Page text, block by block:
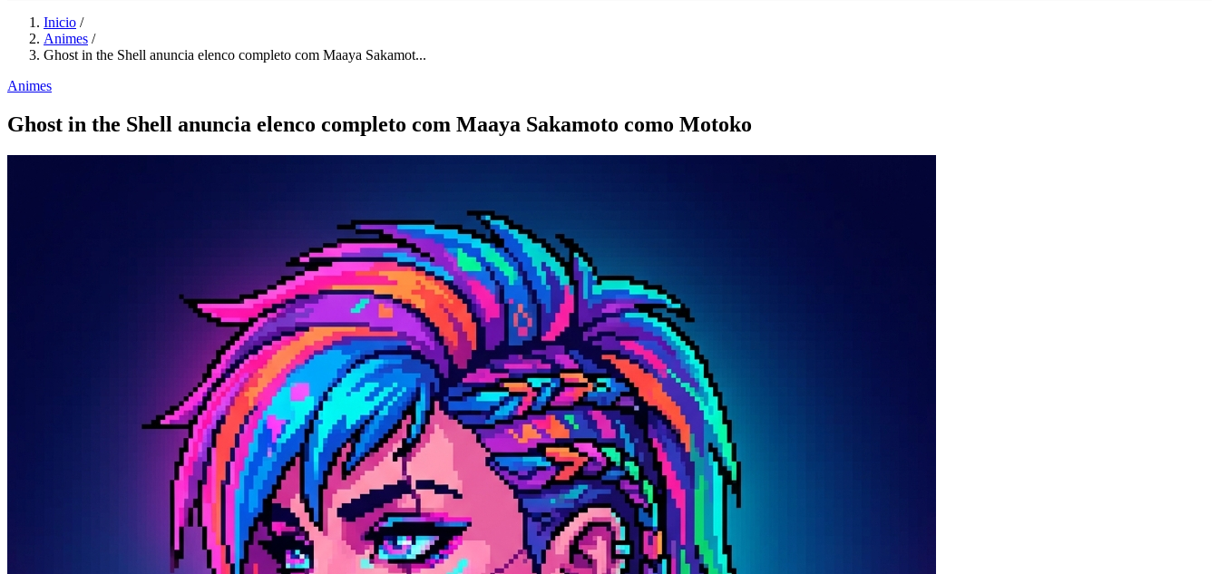
Inicio /
Animes /
Ghost in the Shell anuncia elenco completo com Maaya Sakamot...
Animes
Ghost in the Shell anuncia elenco completo com Maaya Sakamoto como Motoko